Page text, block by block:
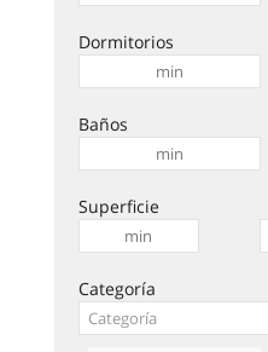
Dormitorios
Baños
Superficie
Categoría